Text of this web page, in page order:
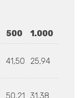
500 1.000
41,50 25,94
50,21 31,38